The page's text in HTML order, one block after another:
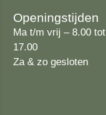
Openingstijden
Ma t/m vrij – 8.00 tot
17.00
Za & zo gesloten